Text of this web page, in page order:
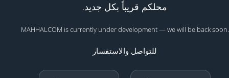
محلكم قريباً بكل جديد.
MAHHALCOM is currently under development — we will be back soon.
للتواصل والاستفسار